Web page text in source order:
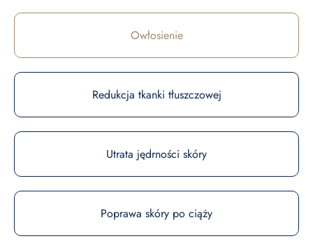
Owłosienie
Redukcja tkanki tłuszczowej
Utrata jędrności skóry
Poprawa skóry po ciąży